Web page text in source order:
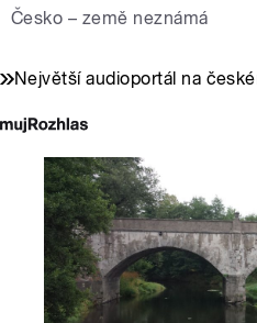
Česko – země neznámá
Největší audioportál na